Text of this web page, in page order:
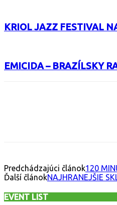
KRIOL JAZZ FESTIVAL
EMICIDA – BRAZÍLSKY
Predchádzajúci článok120
Ďalší článokNAJHRANEJŠIE
EVENT LIST